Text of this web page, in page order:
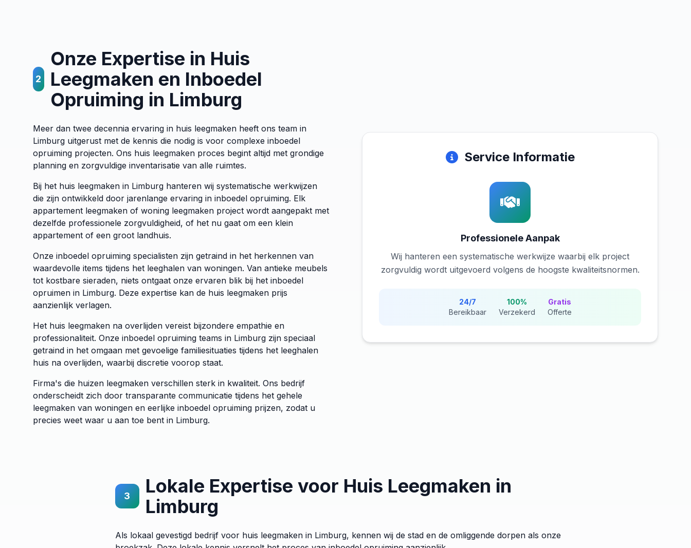
2
Onze Expertise in Huis
Leegmaken en Inboedel
Opruiming in Limburg
Meer dan twee decennia ervaring in huis leegmaken heeft ons team in
Limburg uitgerust met de kennis die nodig is voor complexe inboedel
opruiming projecten. Ons huis leegmaken proces begint altijd met grondige
planning en zorgvuldige inventarisatie van alle ruimtes.
Bij het huis leegmaken in Limburg hanteren wij systematische werkwijzen
die zijn ontwikkeld door jarenlange ervaring in inboedel opruiming. Elk
appartement leegmaken of woning leegmaken project wordt aangepakt met
dezelfde professionele zorgvuldigheid, of het nu gaat om een klein
appartement of een groot landhuis.
Onze inboedel opruiming specialisten zijn getraind in het herkennen van
waardevolle items tijdens het leeghalen van woningen. Van antieke meubels
tot kostbare sieraden, niets ontgaat onze ervaren blik bij het inboedel
opruimen in Limburg. Deze expertise kan de huis leegmaken prijs
aanzienlijk verlagen.
Het huis leegmaken na overlijden vereist bijzondere empathie en
professionaliteit. Onze inboedel opruiming teams in Limburg zijn speciaal
getraind in het omgaan met gevoelige familiesituaties tijdens het leeghalen
huis na overlijden, waarbij discretie voorop staat.
Firma's die huizen leegmaken verschillen sterk in kwaliteit. Ons bedrijf
onderscheidt zich door transparante communicatie tijdens het gehele
leegmaken van woningen en eerlijke inboedel opruiming prijzen, zodat u
precies weet waar u aan toe bent in Limburg.
Service Informatie
Professionele Aanpak
Wij hanteren een systematische werkwijze waarbij elk project
zorgvuldig wordt uitgevoerd volgens de hoogste kwaliteitsnormen.
24/7
Bereikbaar
100%
Verzekerd
Gratis
Offerte
3
Lokale Expertise voor Huis Leegmaken in
Limburg
Als lokaal gevestigd bedrijf voor huis leegmaken in Limburg, kennen wij de stad en de omliggende dorpen als onze